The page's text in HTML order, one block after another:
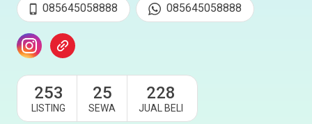
085645058888 085645058888
253
LISTING
25
SEWA
228
JUAL BELI